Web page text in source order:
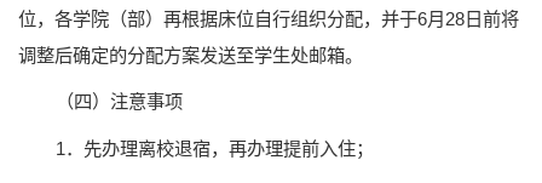
位，各学院（部）再根据床位自行组织分配，并于6月28日前将
调整后确定的分配方案发送至学生处邮箱。
（四）注意事项
1．先办理离校退宿，再办理提前入住；